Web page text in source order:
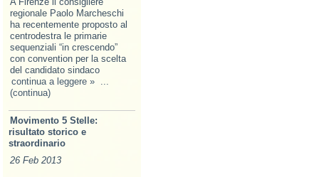
regionale Paolo Marcheschi
ha recentemente proposto al
centrodestra le primarie
sequenziali “in crescendo”
con convention per la scelta
del candidato sindaco
continua a leggere » ...
(continua)
Movimento 5 Stelle:
risultato storico e
straordinario
26 Feb 2013